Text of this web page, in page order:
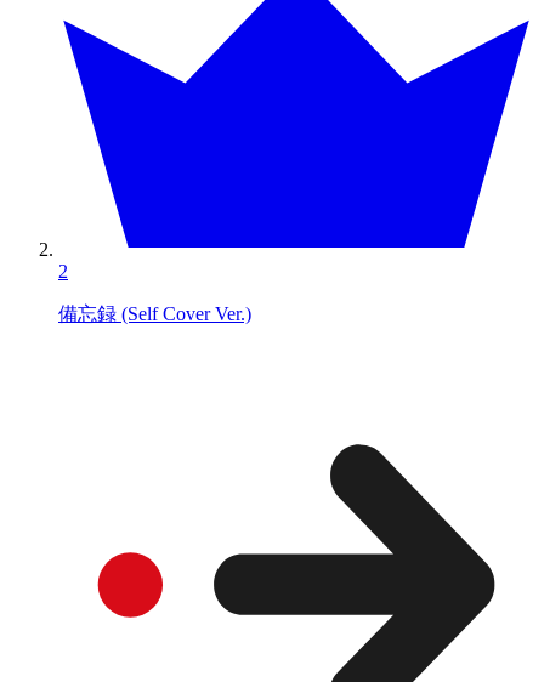
2
備忘録 (Self Cover Ver.)